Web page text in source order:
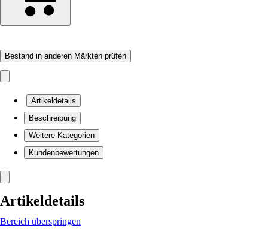
Bestand in anderen Märkten prüfen
Artikeldetails
Beschreibung
Weitere Kategorien
Kundenbewertungen
Artikeldetails
Bereich überspringen